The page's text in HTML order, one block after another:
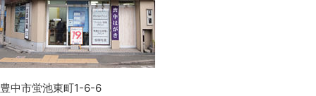
豊中市蛍池東町1-6-6